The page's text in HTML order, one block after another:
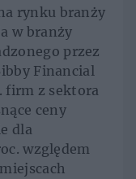
rynku branży
w branży
przez
Financial
firm z sektora
ceny
dla
względem